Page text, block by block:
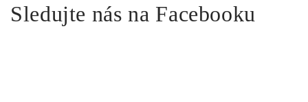
Sledujte nás na Facebooku